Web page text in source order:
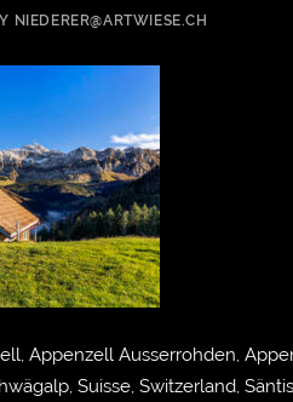
NIEDERER@ARTWIESE.CH
Appenzell Ausserrohden,
Suisse, Switzerland,